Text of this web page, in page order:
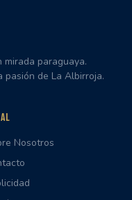
paraguaya.
pasión de La Albirroja.
Nosotros